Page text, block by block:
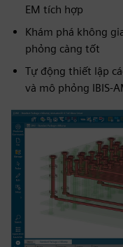
EM tích hợp
Khám phá không
phỏng càng tốt
Tự động thiết lập
và mô phỏng IBIS-